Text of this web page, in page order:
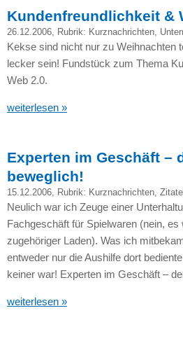
Kundenfreundlichkeit &
26.12.2006, Rubrik: Kurznachrichten,
Kekse sind nicht nur zu Weihnachten
lecker sein! Fundstück zum Thema
Web 2.0.
weiterlesen »
Experten im Geschäft –
beweglich!
15.12.2006, Rubrik: Kurznachrichten, Zitate
Neulich war ich Zeuge einer
Fachgeschäft für Spielwaren (nein, es
zugehöriger Laden). Was ich
entweder nur die Aushilfe dort
keiner war! Experten im Geschäft –
weiterlesen »